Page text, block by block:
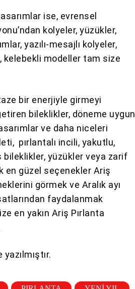
ise, evrensel
kolyeler, yüzükler,
yazılı-mesajlı kolyeler,
kelebekli modeller tam size
bir enerjiyle girmeyi
bileklikler, döneme uygun
ve daha niceleri
pırlantalı incili, yakutlu,
yüzükler veya zarif
en güzel seçenekler Ariş
görmek ve Aralık ayı
faydalanmak
en yakın Ariş Pırlanta